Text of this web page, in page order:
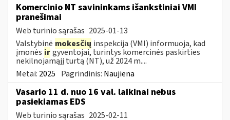
Komercinio NT savininkams išankstiniai VMI
pranešimai
Web turinio sąrašas 2025-01-13
Valstybinė mokesčių inspekcija (VMI) informuoja, kad
įmonės irgyventojai, turintys komercinės paskirties
nekilnojamąjį turtą (NT), už 2024 m....
Metai: 2025 Pagrindinis: Naujiena
Vasario 11 d. nuo 16 val. laikinai nebus
pasiekiamas EDS
Web turinio sąrašas 2025-02-11